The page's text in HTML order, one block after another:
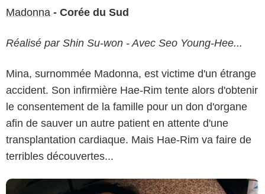
Madonna - Corée du Sud
Réalisé par Shin Su-won - Avec Seo Young-Hee...
Mina, surnommée Madonna, est victime d'un étrange
accident. Son infirmière Hae-Rim tente alors d'obtenir
le consentement de la famille pour un don d'organe
afin de sauver un autre patient en attente d'une
transplantation cardiaque. Mais Hae-Rim va faire de
terribles découvertes...